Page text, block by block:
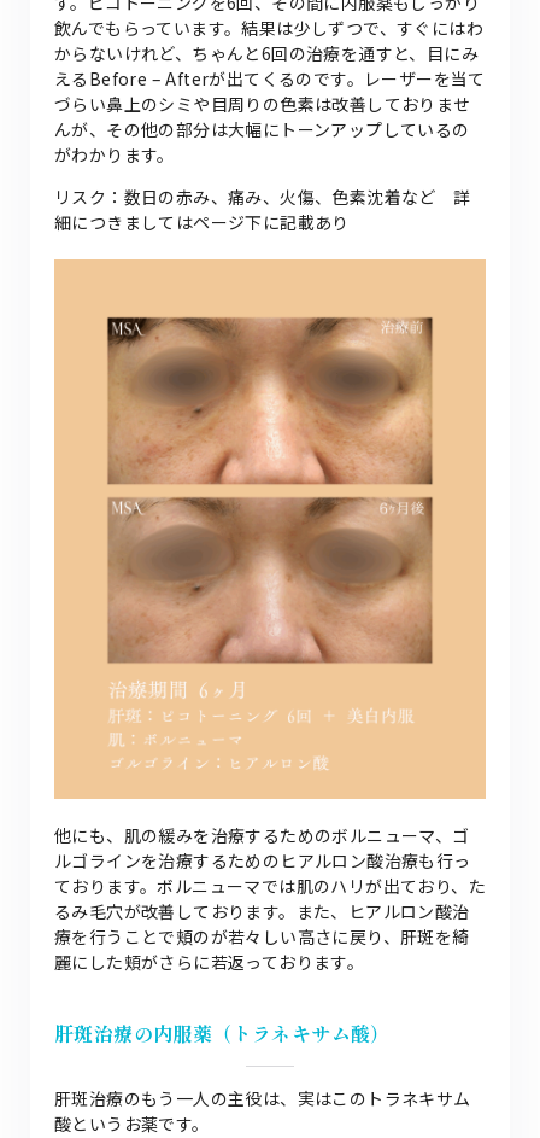
飲んでもらっています。結果は少しずつで、すぐにはわ
からないけれど、ちゃんと6回の治療を通すと、目にみ
えるBefore – Afterが出てくるのです。レーザーを当て
づらい鼻上のシミや目周りの色素は改善しておりませ
んが、その他の部分は大幅にトーンアップしているの
がわかります。
リスク：数日の赤み、痛み、火傷、色素沈着など 詳
細につきましてはページ下に記載あり
他にも、肌の緩みを治療するためのボルニューマ、ゴ
ルゴラインを治療するためのヒアルロン酸治療も行っ
ております。ボルニューマでは肌のハリが出ており、た
るみ毛穴が改善しております。また、ヒアルロン酸治
療を行うことで頬のが若々しい高さに戻り、肝斑を綺
麗にした頬がさらに若返っております。
肝斑治療の内服薬（トラネキサム酸）
肝斑治療のもう一人の主役は、実はこのトラネキサム
酸というお薬です。